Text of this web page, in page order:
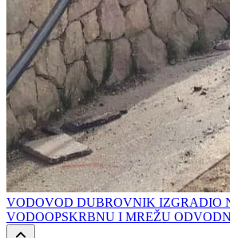
VODOVOD DUBROVNIK IZGRADIO
VODOOPSKRBNU I MREŽU